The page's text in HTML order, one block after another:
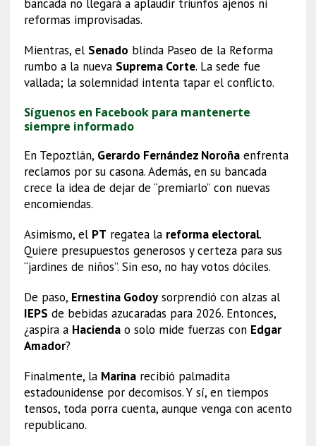
bancada no llegará a aplaudir triunfos ajenos ni
reformas improvisadas.
Mientras, el Senado blinda Paseo de la Reforma
rumbo a la nueva Suprema Corte. La sede fue
vallada; la solemnidad intenta tapar el conflicto.
Síguenos en Facebook para mantenerte
siempre informado
En Tepoztlán, Gerardo Fernández Noroñaenfrenta
reclamos por su casona. Además, en su bancada
crece la idea de dejar de “premiarlo” con nuevas
encomiendas.
Asimismo, el PT regatea la reforma electoral.
Quiere presupuestos generosos y certeza para sus
“jardines de niños”. Sin eso, no hay votos dóciles.
De paso, Ernestina Godoysorprendió con alzas al
IEPS de bebidas azucaradas para 2026. Entonces,
¿aspira a Haciendao solo mide fuerzas con Edgar
Amador?
Finalmente, la Marinarecibió palmadita
estadounidense por decomisos. Y sí, en tiempos
tensos, toda porra cuenta, aunque venga con acento
republicano.